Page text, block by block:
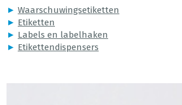
► Waarschuwingsetiketten
► Etiketten
► Labels en labelhaken
► Etikettendispensers